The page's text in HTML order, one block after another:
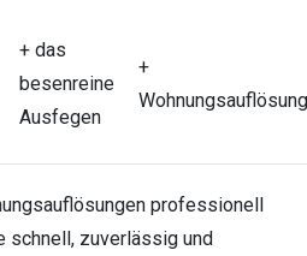
+ das
besenreine
Ausfegen
+
Wohnungsauflösung
professionell
schnell, zuverlässig und